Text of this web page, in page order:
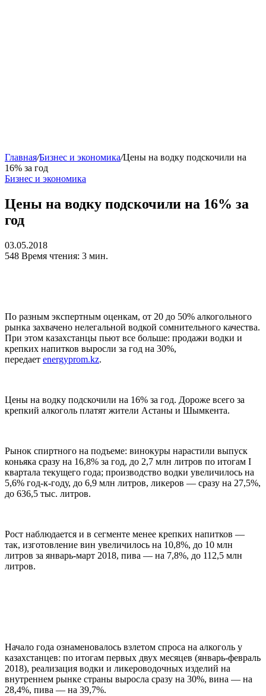
Главная/Бизнес и экономика/Цены на водку подскочили на
16% за год
Бизнес и экономика
Цены на водку подскочили на 16% за
год
03.05.2018
548 Время чтения: 3 мин.
По разным экспертным оценкам, от 20 до 50% алкогольного
рынка захвачено нелегальной водкой сомнительного качества.
При этом казахстанцы пьют все больше: продажи водки и
крепких напитков выросли за год на 30%,
передает energyprom.kz.
Цены на водку подскочили на 16% за год. Дороже всего за
крепкий алкоголь платят жители Астаны и Шымкента.
Рынок спиртного на подъеме: винокуры нарастили выпуск
коньяка сразу на 16,8% за год, до 2,7 млн литров по итогам I
квартала текущего года; производство водки увеличилось на
5,6% год-к-году, до 6,9 млн литров, ликеров — сразу на 27,5%,
до 636,5 тыс. литров.
Рост наблюдается и в сегменте менее крепких напитков —
так, изготовление вин увеличилось на 10,8%, до 10 млн
литров за январь-март 2018, пива — на 7,8%, до 112,5 млн
литров.
Начало года ознаменовалось взлетом спроса на алкоголь у
казахстанцев: по итогам первых двух месяцев (январь-февраль
2018), реализация водки и ликероводочных изделий на
внутреннем рынке страны выросла сразу на 30%, вина — на
28,4%, пива — на 39,7%.